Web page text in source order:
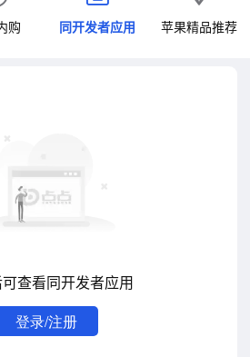
购 同开发者应用 苹果精品推荐
查看同开发者应用
登录/注册